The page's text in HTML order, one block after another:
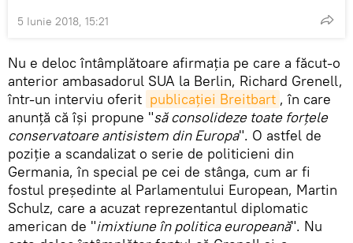
5 Iunie 2018, 15:21
Nu e deloc întâmplătoare afirmația pe care a făcut-o
anterior ambasadorul SUA la Berlin, Richard Grenell,
într-un interviu oferit publicației Breitbart , în care
anunță că își propune "să consolideze toate forțele
conservatoare antisistem din Europa". O astfel de
poziție a scandalizat o serie de politicieni din
Germania, în special pe cei de stânga, cum ar fi
fostul președinte al Parlamentului European, Martin
Schulz, care a acuzat reprezentantul diplomatic
american de "imixtiune în politica europeană". Nu